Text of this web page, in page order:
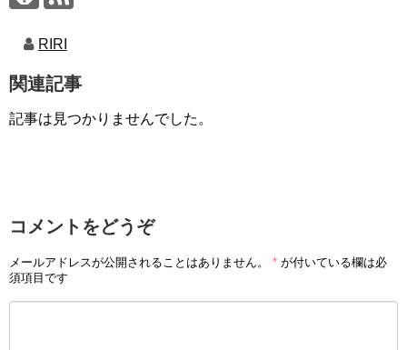
RIRI
関連記事
記事は見つかりませんでした。
コメントをどうぞ
メールアドレスが公開されることはありません。 * が付いている欄は必
須項目です